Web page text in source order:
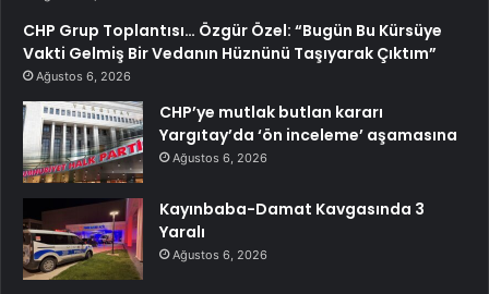
CHP Grup Toplantısı… Özgür Özel: “Bugün Bu Kürsüye
Vakti Gelmiş Bir Vedanın Hüznünü Taşıyarak Çıktım”
Ağustos 6, 2026
CHP’ye mutlak butlan kararı
Yargıtay’da ‘ön inceleme’ aşamasına
Ağustos 6, 2026
Kayınbaba-Damat Kavgasında 3
Yaralı
Ağustos 6, 2026